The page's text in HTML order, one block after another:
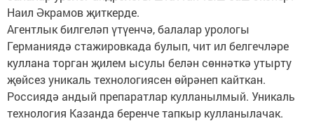
Наил Әкрамов җиткерде.
Агентлык билгеләп үтүенчә, балалар урологы
Германиядә стажировкада булып, чит ил белгечләре
куллана торган җилем ысулы белән сөннәткә утырту
җөйсез уникаль технологиясен өйрәнеп кайткан.
Россиядә андый препаратлар кулланылмый. Уникаль
технология Казанда беренче тапкыр кулланылачак.